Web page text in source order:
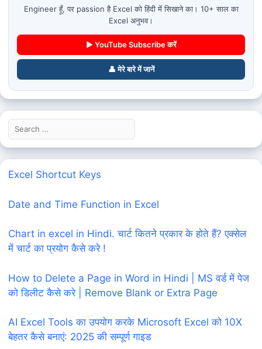
Engineer हूँ, पर passion है Excel को हिंदी में सिखाने का। 10+ साल का
Excel अनुभव।
▶ YouTube Subscribe करें
👤 मेरे बारे में जानें
Search
for:
Excel Shortcut Keys
Date and Time Function in Excel
Chart in excel in Hindi. चार्ट कितने प्रकार के होते हैं? एक्सेल
में चार्ट का प्रयोग कैसे करे !
How to Delete a Page in Word in Hindi | MS वर्ड में पेज
को डिलीट कैसे करे | Remove Blank or Extra Page
AI Excel Tools का उपयोग करके Microsoft Excel को 10X
बेहतर कैसे बनाएं: 2025 की सम्पूर्ण गाइड